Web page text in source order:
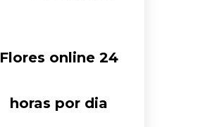
Flores online 24
horas por dia